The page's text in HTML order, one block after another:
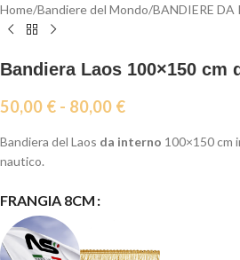
Home/Bandiere del Mondo/BANDIERE DA
Bandiera Laos 100×150 cm
50,00 € - 80,00 €
Bandiera del Laos da interno 100×150 cm
nautico.
FRANGIA 8CM